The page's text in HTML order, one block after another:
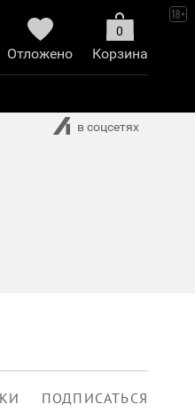
ПОДПИСАТЬСЯ
Отложено
0
Корзина
в соцсетях